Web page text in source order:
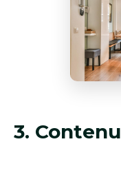
3. Contenu